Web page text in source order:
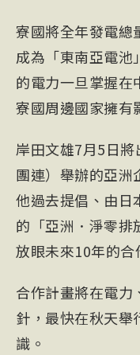
寮國將全年發電總
成為「東南亞電池
的電力一旦掌握在
寮國周邊國家擁有
岸田文雄7月5日將
團連）舉辦的亞洲
他過去提倡、由日
的「亞洲．淨零排
放眼未來10年的合
合作計畫將在電力
針，最快在秋天舉
識。